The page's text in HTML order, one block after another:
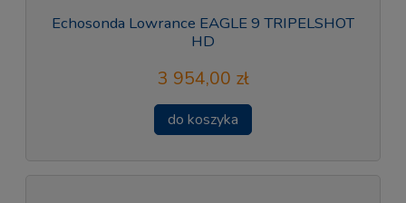
Echosonda Lowrance EAGLE 9 TRIPELSHOT
HD
3 954,00 zł
do koszyka